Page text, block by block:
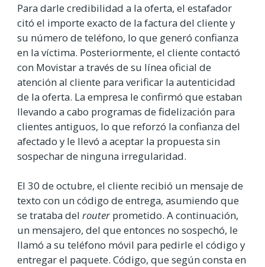
Para darle credibilidad a la oferta, el estafador
citó el importe exacto de la factura del cliente y
su número de teléfono, lo que generó confianza
en la víctima. Posteriormente, el cliente contactó
con Movistar a través de su línea oficial de
atención al cliente para verificar la autenticidad
de la oferta. La empresa le confirmó que estaban
llevando a cabo programas de fidelización para
clientes antiguos, lo que reforzó la confianza del
afectado y le llevó a aceptar la propuesta sin
sospechar de ninguna irregularidad.
El 30 de octubre, el cliente recibió un mensaje de
texto con un código de entrega, asumiendo que
se trataba del router prometido. A continuación,
un mensajero, del que entonces no sospechó, le
llamó a su teléfono móvil para pedirle el código y
entregar el paquete. Código, que según consta en